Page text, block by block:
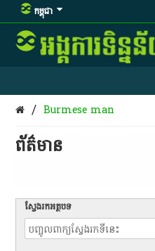
កម្ពុជា
/ Burmese man
ព័ត៌មាន​
ស្វែងរកអត្ថបទ